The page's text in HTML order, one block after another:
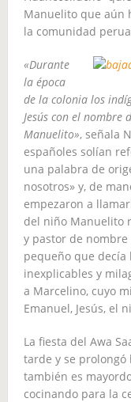
Manuelito que aún
la comunidad
«Durante
la época
de la colonia los
Jesús con el nombre
Manuelito», señala
españoles solían
una palabra de
nosotros» y, de
empezaron a
del niño Manuelito
y pastor de
pequeño que decía
inexplicables y
a Marcelino, cuyo
Emanuel, Jesús, el
La fiesta del Awa
tarde y se prolongó
también es
cocinando para la